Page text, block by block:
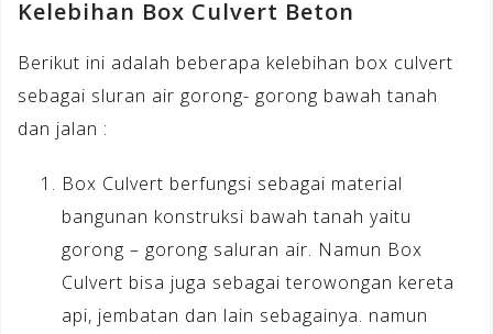
Kelebihan Box Culvert Beton
Berikut ini adalah beberapa kelebihan box culvert
sebagai sluran air gorong- gorong bawah tanah
dan jalan :
Box Culvert berfungsi sebagai material
bangunan konstruksi bawah tanah yaitu
gorong – gorong saluran air. Namun Box
Culvert bisa juga sebagai terowongan kereta
api, jembatan dan lain sebagainya. namun